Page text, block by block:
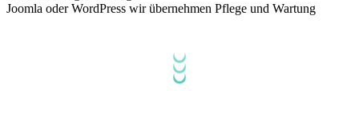
Joomla oder WordPress wir übernehmen Pflege und Wartung